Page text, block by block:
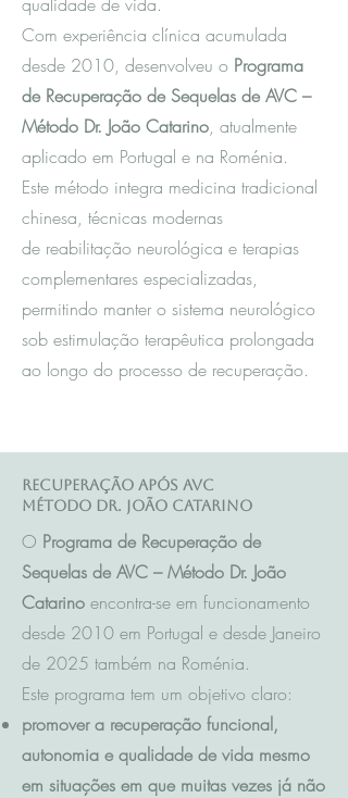
Com experiência clínica acumulada
desde 2010, desenvolveu o Programa
de Recuperação de Sequelas de AVC –
Método Dr. João Catarino, atualmente
aplicado em Portugal e na Roménia.
Este método integra medicina tradicional
chinesa, técnicas modernas
de reabilitação neurológica e terapias
complementares especializadas,
permitindo manter o sistema neurológico
sob estimulação terapêutica prolongada
ao longo do processo de recuperação.
Recuperação após AVC
Método Dr. João Catarino
O Programa de Recuperação de
Sequelas de AVC – Método Dr. João
Catarino encontra-se em funcionamento
desde 2010 em Portugal e desde Janeiro
de 2025 também na Roménia.
Este programa tem um objetivo claro:
promover a recuperação funcional,
autonomia e qualidade de vida mesmo
em situações em que muitas vezes já não